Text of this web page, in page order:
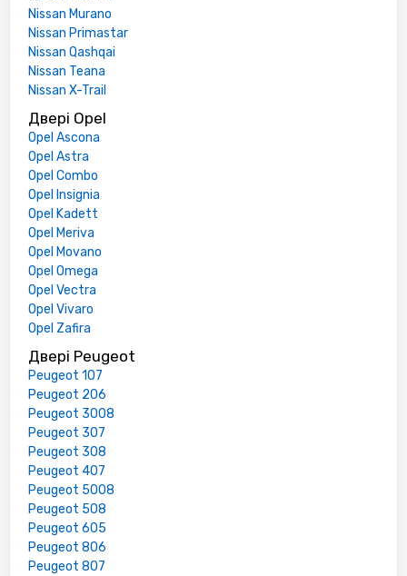
Nissan Murano
Nissan Primastar
Nissan Qashqai
Nissan Teana
Nissan X-Trail
Двері Opel
Opel Ascona
Opel Astra
Opel Combo
Opel Insignia
Opel Kadett
Opel Meriva
Opel Movano
Opel Omega
Opel Vectra
Opel Vivaro
Opel Zafira
Двері Peugeot
Peugeot 107
Peugeot 206
Peugeot 3008
Peugeot 307
Peugeot 308
Peugeot 407
Peugeot 5008
Peugeot 508
Peugeot 605
Peugeot 806
Peugeot 807